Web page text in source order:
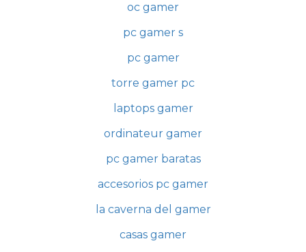
oc gamer
pc gamer s
pc gamer
torre gamer pc
laptops gamer
ordinateur gamer
pc gamer baratas
accesorios pc gamer
la caverna del gamer
casas gamer